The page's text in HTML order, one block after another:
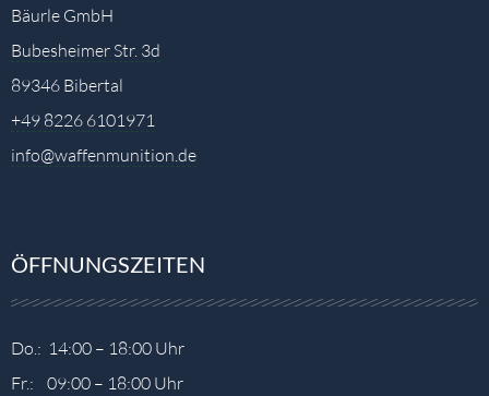
Bäurle GmbH
Bubesheimer Str. 3d
89346 Bibertal
+49 8226 6101971
info@waffenmunition.de
ÖFFNUNGSZEITEN
Do.: 14:00 – 18:00 Uhr
Fr.: 09:00 – 18:00 Uhr